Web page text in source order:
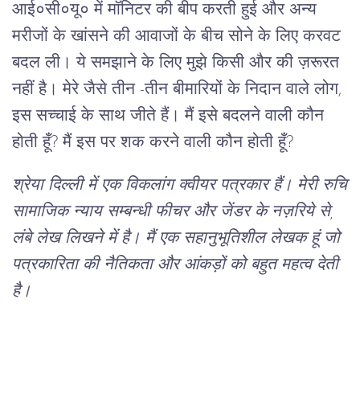
आई०सी०यू० में मॉनिटर की बीप करती हुई और अन्य
मरीजों के खांसने की आवाजों के बीच सोने के लिए करवट
बदल ली। ये समझाने के लिए मुझे किसी और की ज़रूरत
नहीं है। मेरे जैसे तीन -तीन बीमारियों के निदान वाले लोग,
इस सच्चाई के साथ जीते हैं। मैं इसे बदलने वाली कौन
होती हूँ? मैं इस पर शक करने वाली कौन होती हूँ?
श्रेया दिल्ली में एक विकलांग क्वीयर पत्रकार हैं। मेरी रुचि
सामाजिक न्याय सम्बन्धी फीचर और जेंडर के नज़रिये से,
लंबे लेख लिखने में है। मैं एक सहानुभूतिशील लेखक हूं जो
पत्रकारिता की नैतिकता और आंकड़ों को बहुत महत्व देती
है।